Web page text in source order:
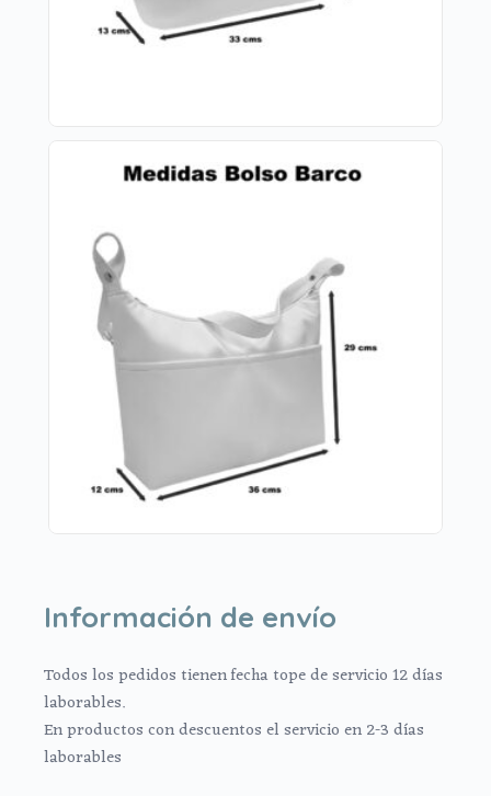
Información de envío
Todos los pedidos tienen fecha tope de servicio 12 días
laborables.
En productos con descuentos el servicio en 2-3 días
laborables